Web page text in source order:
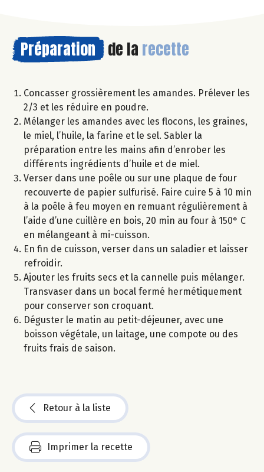
Préparation de la recette
Concasser grossièrement les amandes. Prélever les
2/3 et les réduire en poudre.
Mélanger les amandes avec les flocons, les graines,
le miel, l’huile, la farine et le sel. Sabler la
préparation entre les mains afin d’enrober les
différents ingrédients d’huile et de miel.
Verser dans une poêle ou sur une plaque de four
recouverte de papier sulfurisé. Faire cuire 5 à 10 min
à la poêle à feu moyen en remuant régulièrement à
l’aide d’une cuillère en bois, 20 min au four à 150° C
en mélangeant à mi-cuisson.
En fin de cuisson, verser dans un saladier et laisser
refroidir.
Ajouter les fruits secs et la cannelle puis mélanger.
Transvaser dans un bocal fermé hermétiquement
pour conserver son croquant.
Déguster le matin au petit-déjeuner, avec une
boisson végétale, un laitage, une compote ou des
fruits frais de saison.
Retour à la liste
Imprimer la recette